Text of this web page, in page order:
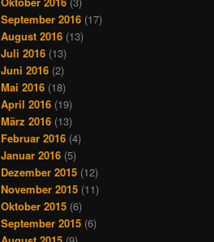
September 2016 (17)
August 2016 (13)
Juli 2016 (13)
Juni 2016 (2)
Mai 2016 (18)
April 2016 (19)
März 2016 (13)
Februar 2016 (4)
Januar 2016 (5)
Dezember 2015 (12)
November 2015 (11)
Oktober 2015 (6)
September 2015 (6)